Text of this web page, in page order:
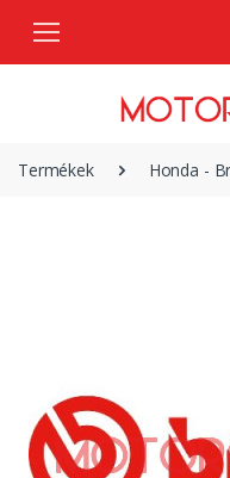
Termékek Honda -